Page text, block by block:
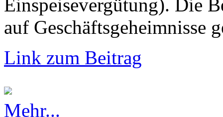
Einspeisevergütung). Die
auf Geschäftsgeheimnisse
Link zum Beitrag
Mehr...